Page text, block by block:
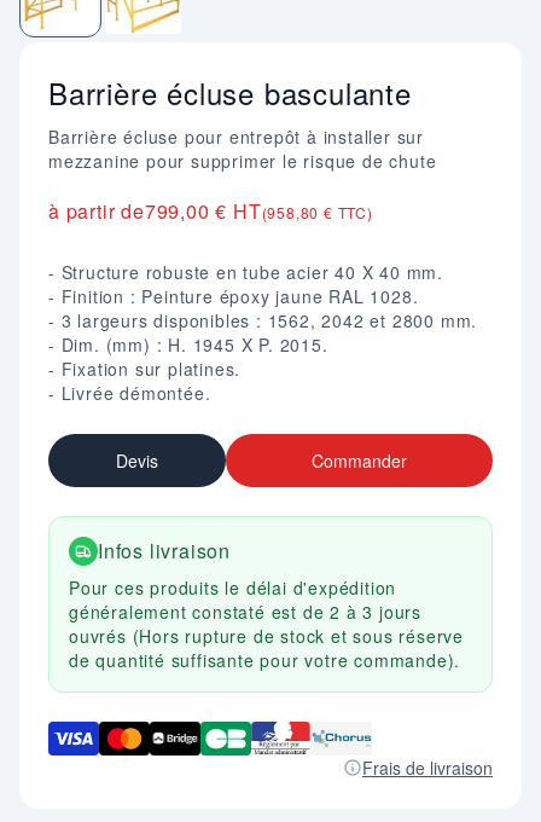
Barrière écluse basculante
Barrière écluse pour entrepôt à installer sur
mezzanine pour supprimer le risque de chute
à partir de799,00 € HT(958,80 € TTC)
- Structure robuste en tube acier 40 X 40 mm.
- Finition : Peinture époxy jaune RAL 1028.
- 3 largeurs disponibles : 1562, 2042 et 2800 mm.
- Dim. (mm) : H. 1945 X P. 2015.
- Fixation sur platines.
- Livrée démontée.
Devis Commander
Infos livraison
Pour ces produits le délai d'expédition
généralement constaté est de 2 à 3 jours
ouvrés (Hors rupture de stock et sous réserve
de quantité suffisante pour votre commande).
Frais de livraison